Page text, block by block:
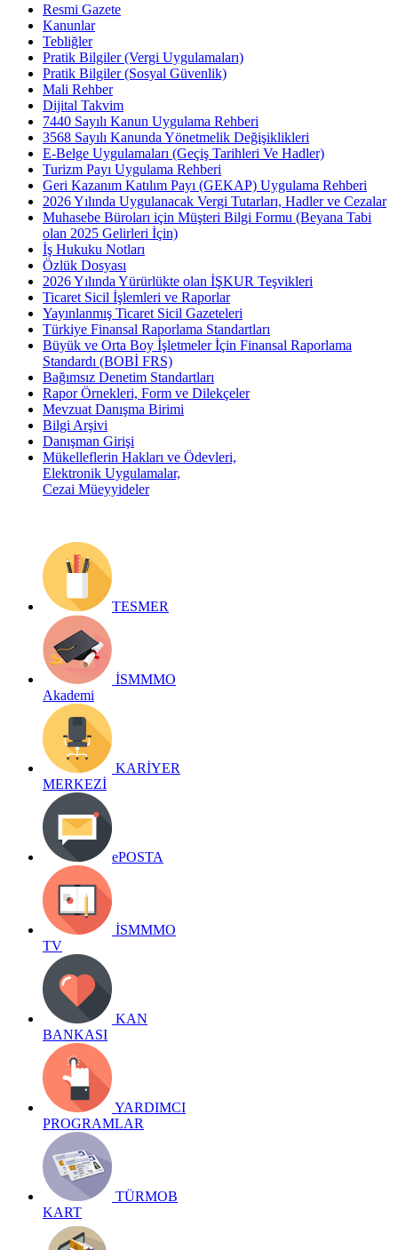
Resmi Gazete
Kanunlar
Tebliğler
Pratik Bilgiler (Vergi Uygulamaları)
Pratik Bilgiler (Sosyal Güvenlik)
Mali Rehber
Dijital Takvim
7440 Sayılı Kanun Uygulama Rehberi
3568 Sayılı Kanunda Yönetmelik Değişiklikleri
E-Belge Uygulamaları (Geçiş Tarihleri Ve Hadler)
Turizm Payı Uygulama Rehberi
Geri Kazanım Katılım Payı (GEKAP) Uygulama Rehberi
2026 Yılında Uygulanacak Vergi Tutarları, Hadler ve Cezalar
Muhasebe Büroları için Müşteri Bilgi Formu (Beyana Tabi
olan 2025 Gelirleri İçin)
İş Hukuku Notları
Özlük Dosyası
2026 Yılında Yürürlükte olan İŞKUR Teşvikleri
Ticaret Sicil İşlemleri ve Raporlar
Yayınlanmış Ticaret Sicil Gazeteleri
Türkiye Finansal Raporlama Standartları
Büyük ve Orta Boy İşletmeler İçin Finansal Raporlama
Standardı (BOBİ FRS)
Bağımsız Denetim Standartları
Rapor Örnekleri, Form ve Dilekçeler
Mevzuat Danışma Birimi
Bilgi Arşivi
Danışman Girişi
Mükelleflerin Hakları ve Ödevleri,
Elektronik Uygulamalar,
Cezai Müeyyideler
TESMER
İSMMMO
Akademi
KARİYER
MERKEZİ
ePOSTA
İSMMMO
TV
KAN
BANKASI
YARDIMCI
PROGRAMLAR
TÜRMOB
KART